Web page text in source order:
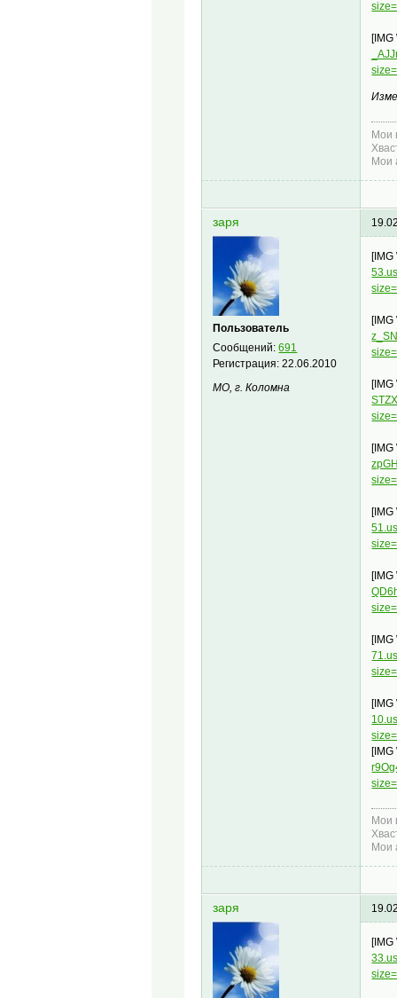
[IMG
Мои
Мои
заря
Пользователь
Сообщений:691
Регистрация:22.06.2010
МО, г. Коломна
[IMG
[IMG
[IMG
[IMG
[IMG
[IMG
[IMG
[IMG
[IMG
Мои
Мои
заря
[IMG